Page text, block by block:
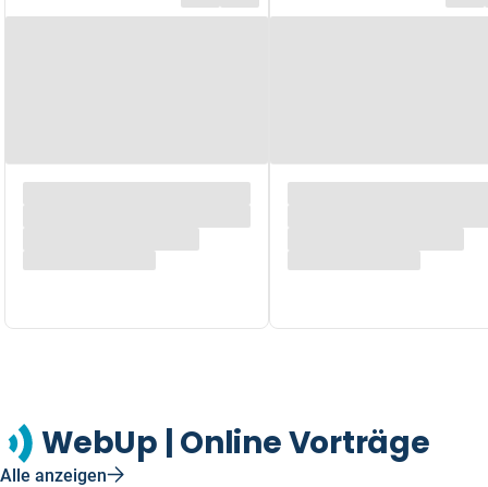
WebUp | Online Vorträge
Alle anzeigen